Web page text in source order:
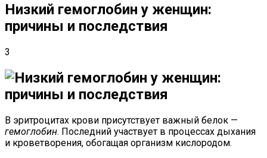
Низкий гемоглобин у женщин:
причины и последствия
3
В эритроцитах крови присутствует важный белок —
гемоглобин. Последний участвует в процессах дыхания
и кроветворения, обогащая организм кислородом.